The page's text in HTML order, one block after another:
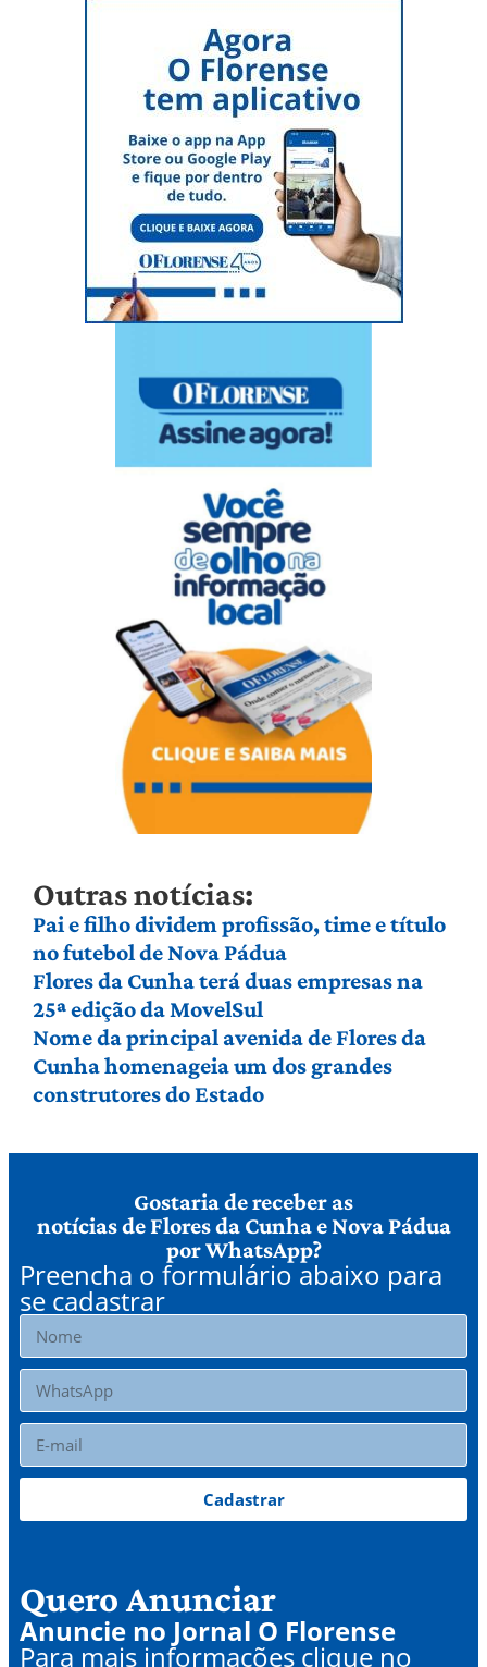
Outras notícias:
Pai e filho dividem profissão, time e título
no futebol de Nova Pádua
Flores da Cunha terá duas empresas na
25ª edição da MovelSul
Nome da principal avenida de Flores da
Cunha homenageia um dos grandes
construtores do Estado
Gostaria de receber as
notícias de Flores da Cunha e Nova Pádua
por WhatsApp?
Preencha o formulário abaixo para
se cadastrar
Cadastrar
Quero Anunciar
Anuncie no Jornal O Florense
Para mais informações clique no